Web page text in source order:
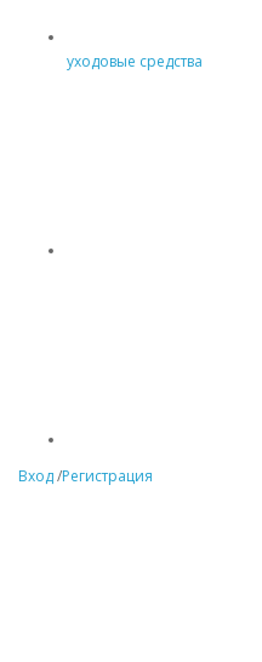
уходовые средства
Вход/Регистрация